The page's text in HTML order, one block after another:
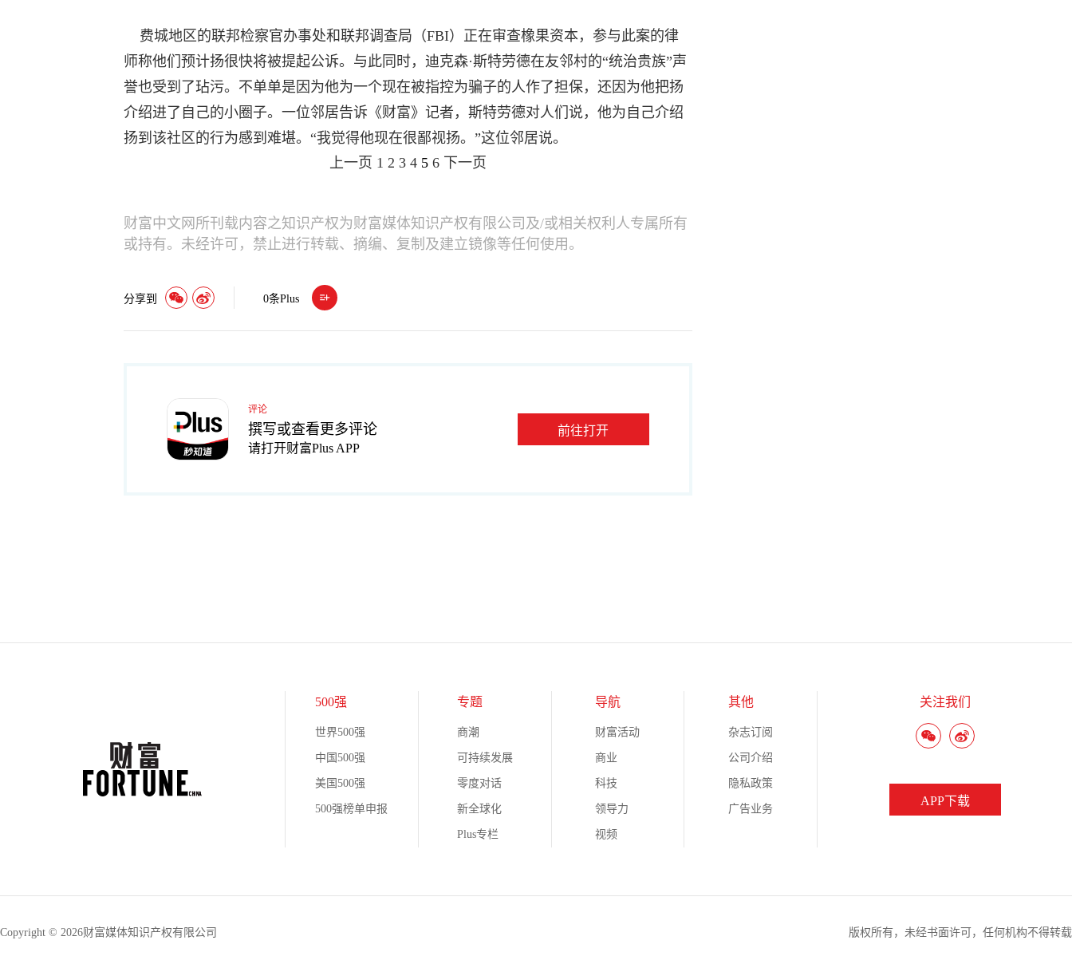
费城地区的联邦检察官办事处和联邦调查局（FBI）正在审查橡果资本，参与此案的律
师称他们预计扬很快将被提起公诉。与此同时，迪克森·斯特劳德在友邻村的“统治贵族”声
誉也受到了玷污。不单单是因为他为一个现在被指控为骗子的人作了担保，还因为他把扬
介绍进了自己的小圈子。一位邻居告诉《财富》记者，斯特劳德对人们说，他为自己介绍
扬到该社区的行为感到难堪。“我觉得他现在很鄙视扬。”这位邻居说。
上一页 1 2 3 4 5 6 下一页
财富中文网所刊载内容之知识产权为财富媒体知识产权有限公司及/或相关权利人专属所有
或持有。未经许可，禁止进行转载、摘编、复制及建立镜像等任何使用。
分享到 0条Plus
评论
撰写或查看更多评论
请打开财富Plus APP
前往打开
500强
世界500强
中国500强
美国500强
500强榜单申报
专题
商潮
可持续发展
零度对话
新全球化
Plus专栏
导航
财富活动
商业
科技
领导力
视频
其他
杂志订阅
公司介绍
隐私政策
广告业务
关注我们
APP下载
Copyright © 2026财富媒体知识产权有限公司 版权所有，未经书面许可，任何机构不得转载